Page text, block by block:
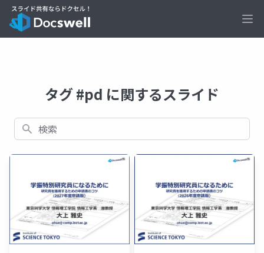
タグ #pd に関するスライド
検索